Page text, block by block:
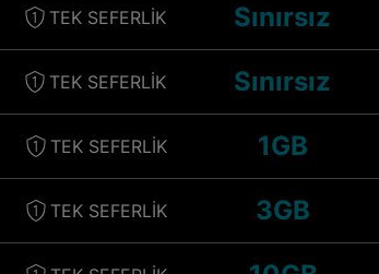
TEK SEFERLIK Sınırsız
TEK SEFERLIK Sınırsız
TEK SEFERLIK 1GB
TEK SEFERLIK 3GB